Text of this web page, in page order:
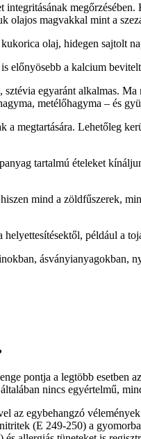
integritásának
olajos magvakkal mint a
olaj, hidegen sajtolt
előnyösebb a kalcium
egyaránt alkalmas.
metélőhagyma – és
a megtartására. Lehetőleg
tartalmú ételeket
mind a zöldfűszerek,
például a
ásványianyagokban,
pontja a legtöbb esetben
nincs egyértelmű,
az egybehangzó
(E 249-250) a